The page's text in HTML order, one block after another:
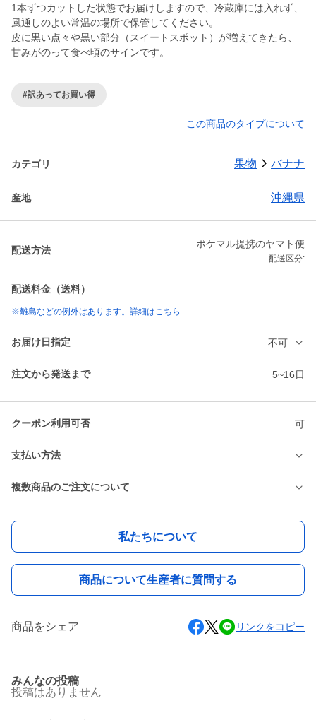
1本ずつカットした状態でお届けしますので、冷蔵庫には入れず、
風通しのよい常温の場所で保管してください。
皮に黒い点々や黒い部分（スイートスポット）が増えてきたら、
甘みがのって食べ頃のサインです。
#訳あってお買い得
この商品のタイプについて
カテゴリ 果物 バナナ
産地 沖縄県
配送方法
ポケマル提携のヤマト便
配送区分:
配送料金（送料）
※離島などの例外はあります。詳細はこちら
お届け日指定 不可
注文から発送まで 5~16日
クーポン利用可否 可
支払い方法
複数商品のご注文について
私たちについて
商品について生産者に質問する
商品をシェア リンクをコピー
みんなの投稿
投稿はありません